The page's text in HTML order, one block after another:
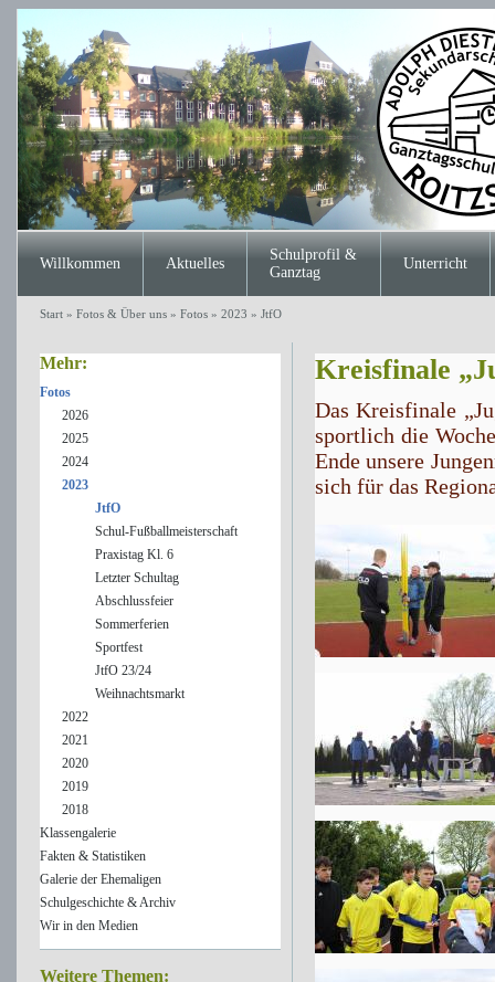
Willkommen Aktuelles
Schulprofil &
Ganztag
Unterricht
Start» Fotos & Über uns» Fotos» 2023 » JtfO
Mehr:
Fotos
2026
2025
2024
2023
JtfO
Schul-Fußballmeisterschaft
Praxistag Kl. 6
Letzter Schultag
Abschlussfeier
Sommerferien
Sportfest
JtfO 23/24
Weihnachtsmarkt
2022
2021
2020
2019
2018
Klassengalerie
Fakten & Statistiken
Galerie der Ehemaligen
Schulgeschichte & Archiv
Wir in den Medien
Weitere Themen:
Kreisfinale
Das Kreisfinale
sportlich die
Ende unsere
sich für das